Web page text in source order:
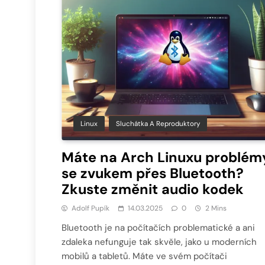
Linux Sluchátka A Reproduktory
Máte na Arch Linuxu
se zvukem přes Bluetooth?
Zkuste změnit audio kodek
Adolf Pupík 14.03.2025 0 2 Mins
Bluetooth je na počítačích problematické a ani
zdaleka nefunguje tak skvěle, jako u moderních
mobilů a tabletů. Máte ve svém počítači